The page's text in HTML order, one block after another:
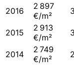
2016
2 897
€/m²
2015
2 913
€/m²
2014
2 749
€/m²